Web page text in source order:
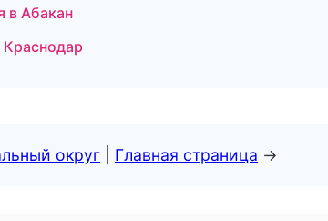
в Абакан
округ Главная страница →